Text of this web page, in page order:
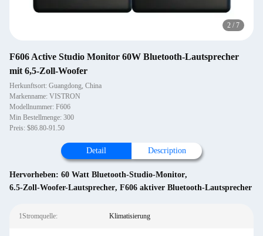
2 / 7
F606 Active Studio Monitor 60W Bluetooth-Lautsprecher
mit 6,5-Zoll-Woofer
Herkunftsort: Guangdong, China
Markenname: VISTRON
Modellnummer: F606
Min Bestellmenge: 300
Preis: $86.80-91.50
Detail Description
Hervorheben: 60 Watt Bluetooth-Studio-Monitor,
6.5-Zoll-Woofer-Lautsprecher, F606 aktiver Bluetooth-Lautsprecher
1Stromquelle: Klimatisierung